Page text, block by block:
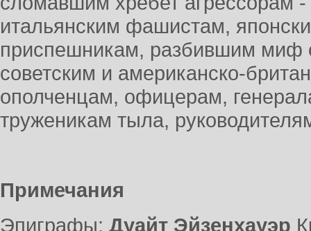
итальянским фашистам,
приспешникам, разбившим миф
советским и американско-
ополченцам, офицерам,
труженикам тыла,
Примечания
Эпиграфы: Дуайт Эйзенхауэр